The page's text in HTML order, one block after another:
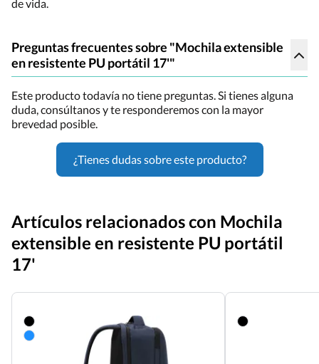
de vida.
Preguntas frecuentes sobre "Mochila extensible
en resistente PU portátil 17'"
Este producto todavía no tiene preguntas. Si tienes alguna
duda, consúltanos y te responderemos con la mayor
brevedad posible.
¿Tienes dudas sobre este producto?
Artículos relacionados con Mochila
extensible en resistente PU portátil
17'